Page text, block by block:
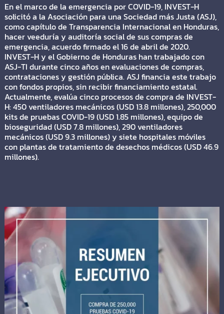
En el marco de la emergencia por COVID-19, INVEST-H
solicitó a la Asociación para una Sociedad más Justa (ASJ),
como capítulo de Transparencia Internacional en Honduras,
hacer veeduría y auditoría social de sus compras de
emergencia, acuerdo firmado el 16 de abril de 2020.
INVEST-H y el Gobierno de Honduras han trabajado con
ASJ-TI durante cinco años en evaluaciones de compras,
contrataciones y gestión pública. ASJ financia este trabajo
con fondos propios, sin recibir financiamiento estatal.
Actualmente, evalúa cinco procesos de compra de INVEST-
H: 450 ventiladores mecánicos (USD 13.8 millones), 250,000
kits de pruebas COVID-19 (USD 1.85 millones), equipo de
bioseguridad (USD 7.8 millones), 290 ventiladores
mecánicos (USD 9.3 millones) y siete hospitales móviles
con plantas de tratamiento de desechos médicos (USD 46.9
millones).